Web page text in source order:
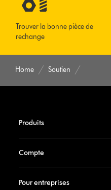
Trouver la bonne pièce de
rechange
Home Soutien
Produits
Compte
Pour entreprises